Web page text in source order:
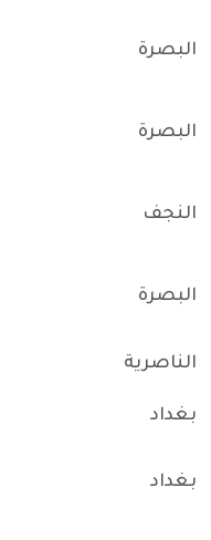
البصرة
البصرة
النجف
البصرة
الناصرية
بغداد
بغداد